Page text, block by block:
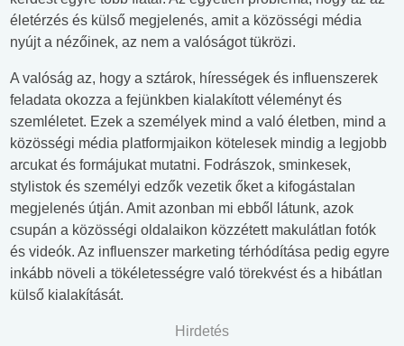
életérzés és külső megjelenés, amit a közösségi média
nyújt a nézőinek, az nem a valóságot tükrözi.
A valóság az, hogy a sztárok, hírességek és influenszerek
feladata okozza a fejünkben kialakított véleményt és
szemléletet. Ezek a személyek mind a való életben, mind a
közösségi média platformjaikon kötelesek mindig a legjobb
arcukat és formájukat mutatni. Fodrászok, sminkesek,
stylistok és személyi edzők vezetik őket a kifogástalan
megjelenés útján. Amit azonban mi ebből látunk, azok
csupán a közösségi oldalaikon közzétett makulátlan fotók
és videók. Az influenszer marketing térhódítása pedig egyre
inkább növeli a tökéletességre való törekvést és a hibátlan
külső kialakítását.
Hirdetés